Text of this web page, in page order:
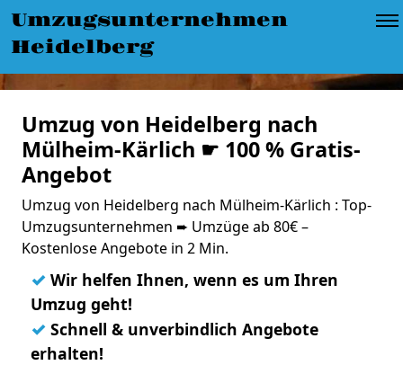
Umzugsunternehmen
Heidelberg
Umzug von Heidelberg nach
Mülheim-Kärlich ☛ 100 % Gratis-
Angebot
Umzug von Heidelberg nach Mülheim-Kärlich : Top-
Umzugsunternehmen ➨ Umzüge ab 80€ –
Kostenlose Angebote in 2 Min.
✓ Wir helfen Ihnen, wenn es um Ihren
Umzug geht!
✓ Schnell & unverbindlich Angebote
erhalten!